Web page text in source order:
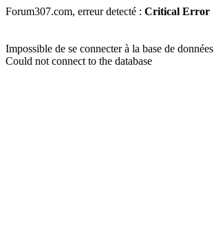
Forum307.com, erreur detecté : Critical Error
Impossible de se connecter à la base de données
Could not connect to the database